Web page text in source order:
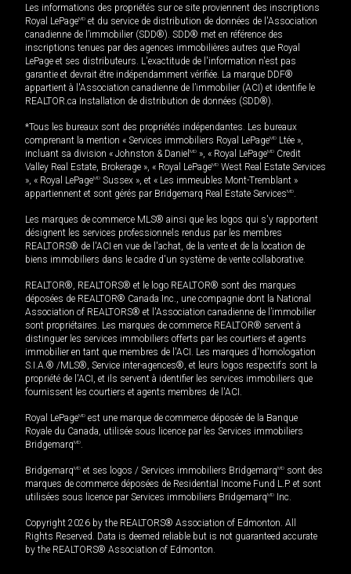
Les informations des propriétés sur ce site proviennent des inscriptions
Royal LePageMD et du service de distribution de données de l'Association
canadienne de l’immobilier (SDD®). SDD® met en référence des
inscriptions tenues par des agences immobilières autres que Royal
LePage et ses distributeurs. L'exactitude de l'information n'est pas
garantie et devrait être indépendamment vérifiée. La marque DDF®
appartient à l'Association canadienne de l’immobilier (ACI) et identifie le
REALTOR.ca Installation de distribution de données (SDD®).
*Tous les bureaux sont des propriétés indépendantes. Les bureaux
comprenant la mention « Services immobiliers Royal LePageMD Ltée »,
incluant sa division « Johnston & Daniel MD », « Royal LePageMD Credit
Valley Real Estate, Brokerage », « Royal LePageMD West Real Estate Services
», « Royal LePageMD Sussex », et « Les immeubles Mont-Tremblant »
appartiennent et sont gérés par Bridgemarq Real Estate ServicesMD.
Les marques de commerce MLS® ainsi que les logos qui s'y rapportent
désignent les services professionnels rendus par les membres
REALTORS® de l'ACI en vue de l'achat, de la vente et de la location de
biens immobiliers dans le cadre d'un système de vente collaborative.
REALTOR®, REALTORS® et le logo REALTOR® sont des marques
déposées de REALTOR® Canada Inc., une compagnie dont la National
Association of REALTORS® et l'Association canadienne de l’immobilier
sont propriétaires. Les marques de commerce REALTOR® servent à
distinguer les services immobiliers offerts par les courtiers et agents
immobilier en tant que membres de l'ACI. Les marques d'homologation
S.I.A.® /MLS®, Service inter-agences®, et leurs logos respectifs sont la
propriété de l'ACI, et ils servent à identifier les services immobiliers que
fournissent les courtiers et agents membres de l'ACI.
Royal LePageMD est une marque de commerce déposée de la Banque
Royale du Canada, utilisée sous licence par les Services immobiliers
BridgemarqMD.
BridgemarqMD et ses logos / Services immobiliers BridgemarqMD sont des
marques de commerce déposées de Residential Income Fund L.P. et sont
utilisées sous licence par Services immobiliers BridgemarqMD Inc.
Copyright 2026 by the REALTORS® Association of Edmonton. All
Rights Reserved. Data is deemed reliable but is not guaranteed accurate
by the REALTORS® Association of Edmonton.